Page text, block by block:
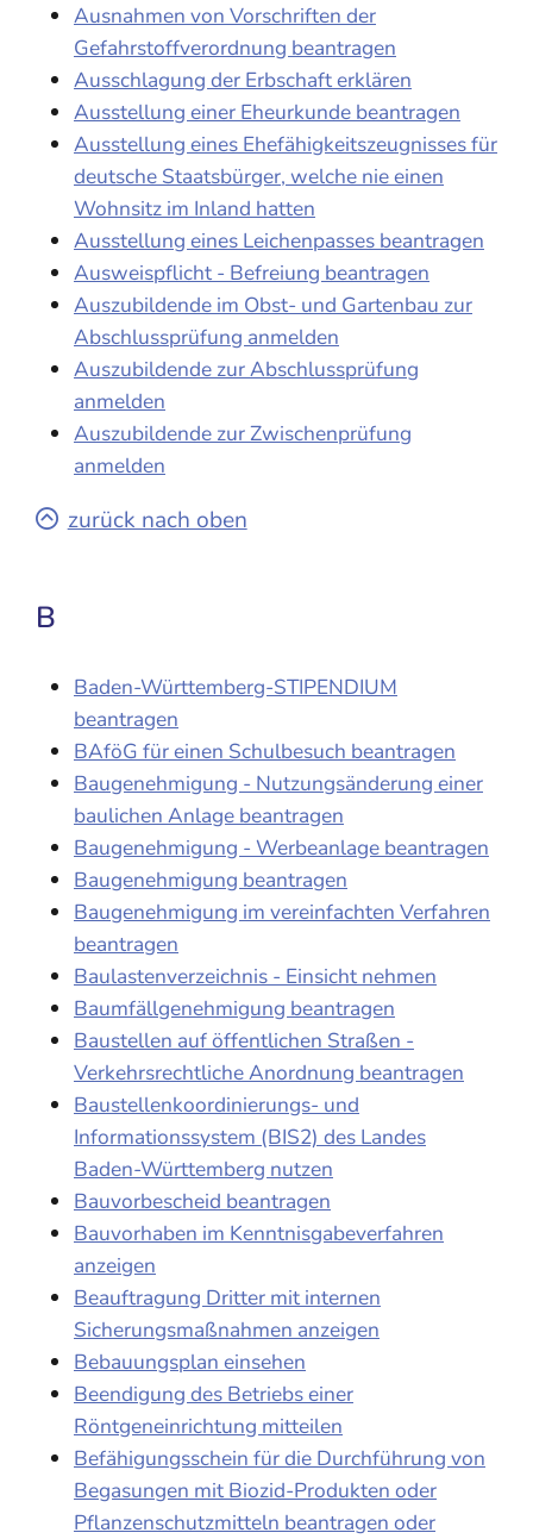
Ausnahmen von Vorschriften der
Gefahrstoffverordnung beantragen
Ausschlagung der Erbschaft erklären
Ausstellung einer Eheurkunde beantragen
Ausstellung eines Ehefähigkeitszeugnisses für
deutsche Staatsbürger, welche nie einen
Wohnsitz im Inland hatten
Ausstellung eines Leichenpasses beantragen
Ausweispflicht - Befreiung beantragen
Auszubildende im Obst- und Gartenbau zur
Abschlussprüfung anmelden
Auszubildende zur Abschlussprüfung
anmelden
Auszubildende zur Zwischenprüfung
anmelden
zurück nach oben
B
Baden-Württemberg-STIPENDIUM
beantragen
BAföG für einen Schulbesuch beantragen
Baugenehmigung - Nutzungsänderung einer
baulichen Anlage beantragen
Baugenehmigung - Werbeanlage beantragen
Baugenehmigung beantragen
Baugenehmigung im vereinfachten Verfahren
beantragen
Baulastenverzeichnis - Einsicht nehmen
Baumfällgenehmigung beantragen
Baustellen auf öffentlichen Straßen -
Verkehrsrechtliche Anordnung beantragen
Baustellenkoordinierungs- und
Informationssystem (BIS2) des Landes
Baden-Württemberg nutzen
Bauvorbescheid beantragen
Bauvorhaben im Kenntnisgabeverfahren
anzeigen
Beauftragung Dritter mit internen
Sicherungsmaßnahmen anzeigen
Bebauungsplan einsehen
Beendigung des Betriebs einer
Röntgeneinrichtung mitteilen
Befähigungsschein für die Durchführung von
Begasungen mit Biozid-Produkten oder
Pflanzenschutzmitteln beantragen oder